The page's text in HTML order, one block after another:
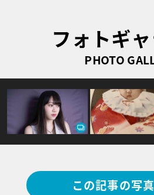
フォトギ
PHOTO
この記事の写